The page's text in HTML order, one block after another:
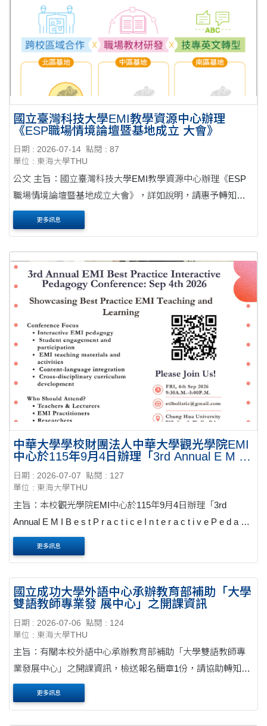
國立臺灣科技大學EMI教學資源中心辦理
《ESP職場情境論壇暨基地成立 大會》
日期 : 2026-07-14 點閱 : 87
單位 : 東海大學THU
公文 主旨：國立臺灣科技大學EMI教學資源中心辦理《ESP
職場情境論壇暨基地成立大會》，詳如說明，請惠予轉知並
邀請貴校教師踴躍報名參加，請查照。 說明： 一、本校EMI
教學資源中心(以下簡稱本中心)配合2030雙....
更多訊息
中華大學學校財團法人中華大學觀光學院EMI
中心於115年9月4日辦理「3rd Annual E M I
a g o g y Conference」
日期 : 2026-07-07
點閱 : 127
單位 : 東海大學THU
主旨：本校觀光學院EMI中心於115年9月4日辦理「3rd
Annual E M I B e s t P r a c t i c e I n t e r a c t i v e P e d a g o
g y Conference」，函邀所屬相關領域教師踴躍報名參加，請
查照轉知。公文 說明： 一、目的：中華大學觀光學院以院
更多訊息
國立成功大學外語中心承辦教育部補助「大學
雙語教師專業發 展中心」之開課資訊
日期 : 2026-07-06
點閱 : 124
單位 : 東海大學THU
主旨：有關本校外語中心承辦教育部補助「大學雙語教師專
業發展中心」之開課資訊，檢送報名簡章1份，請協助轉知貴
校教師，請查照。公文 說明： 一、旨揭大學雙語教師專業發
展中心開設ESP PD科學領域課程之課程資訊....
更多訊息